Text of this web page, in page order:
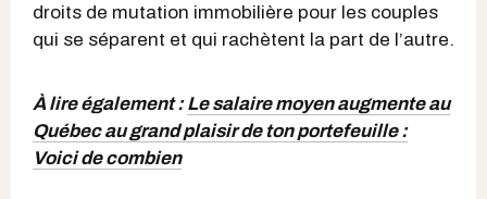
droits de mutation immobilière pour les couples
qui se séparent et qui rachètent la part de l’autre.
À lire également :Le salaire moyen augmente au
Québec au grand plaisir de ton portefeuille :
Voici de combien